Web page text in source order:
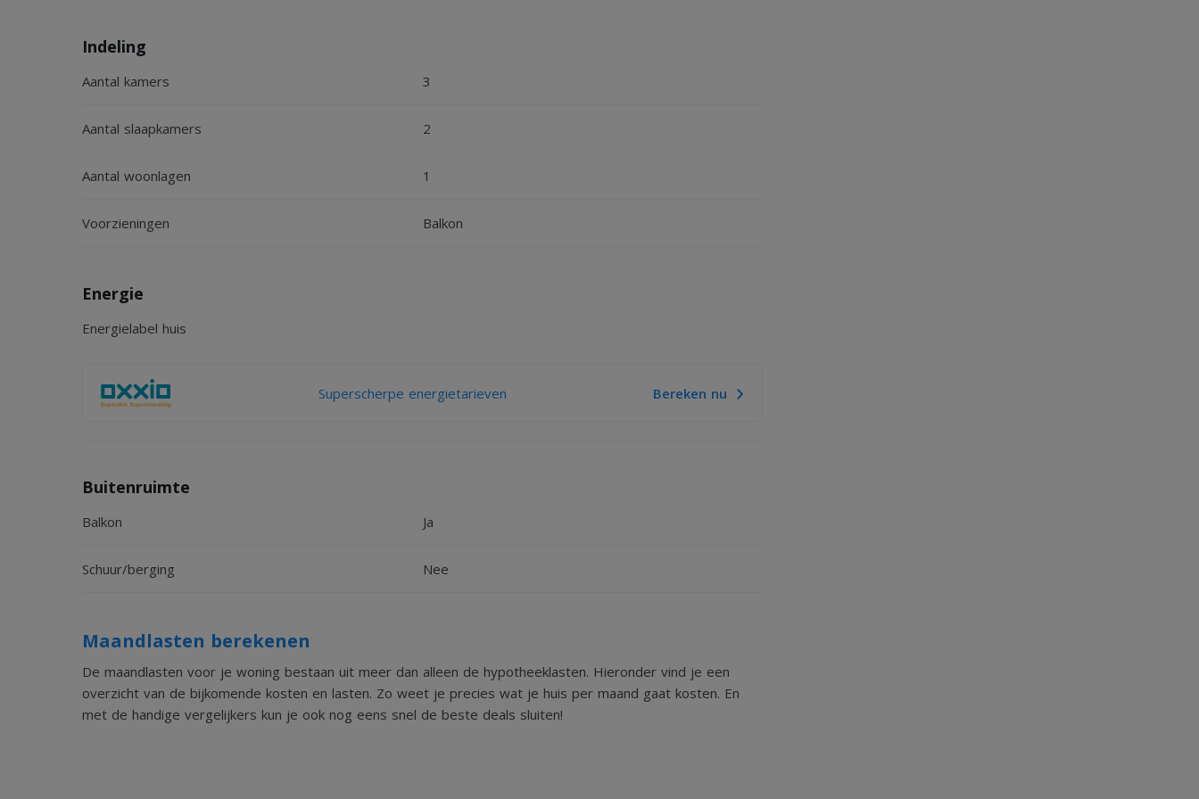
Indeling
Aantal kamers 3
Aantal slaapkamers 2
Aantal woonlagen 1
Voorzieningen Balkon
Energie
Energielabel huis
Superscherpe energietarieven Bereken nu
Buitenruimte
Balkon Ja
Schuur/berging Nee
Maandlasten berekenen
De maandlasten voor je woning bestaan uit meer dan alleen de hypotheeklasten. Hieronder vind je een
overzicht van de bijkomende kosten en lasten. Zo weet je precies wat je huis per maand gaat kosten. En
met de handige vergelijkers kun je ook nog eens snel de beste deals sluiten!